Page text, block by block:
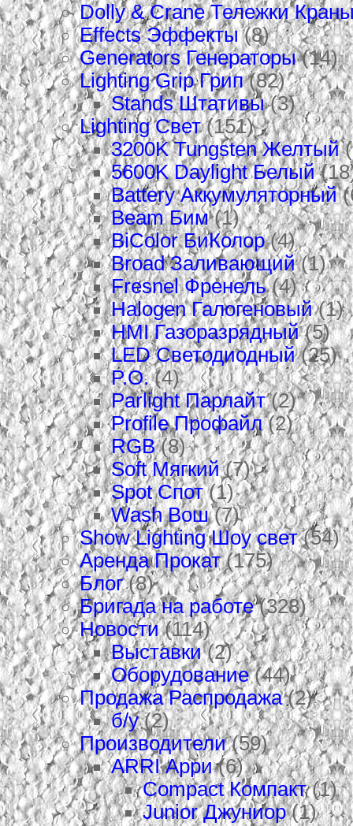
Dolly & Crane Тележки
Effects Эффекты(8)
Generators Генераторы(14)
Lighting Grip Грип(82)
Stands Штативы(3)
Lighting Свет(151)
3200K Tungsten Желтый
5600K Daylight Белый
Battery Аккумуляторный
Beam Бим(1)
BiColor БиКолор(4)
Broad Заливающий(1)
Fresnel Френель(4)
Halogen Галогеновый(1)
HMI Газоразрядный(5)
LED Светодиодный(25)
P.O.(4)
Parlight Парлайт(2)
Profile Профайл(2)
RGB(8)
Soft Мягкий(7)
Spot Спот(1)
Wash Вош(7)
Show Lighting Шоу свет(54)
Аренда Прокат(175)
Блог(8)
Бригада на работе(328)
Новости(114)
Выставки(2)
Оборудование(44)
Продажа Распродажа(2)
б/у(2)
Производители(59)
ARRI Арри(6)
Compact Компакт(1)
Junior Джуниор(1)